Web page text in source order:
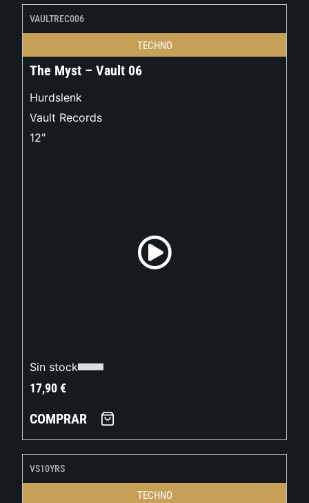
VAULTREC006
TECHNO
The Myst – Vault 06
Hurdslenk
Vault Records
12"
Sin stock
17,90€
COMPRAR
VS10YRS
TECHNO